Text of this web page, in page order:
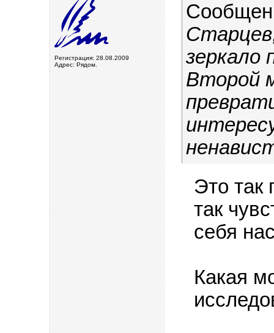
Регистрация: 28.08.2009
Адрес: Рядом.
зеркало
Второй
Это так
так
себя
Какая